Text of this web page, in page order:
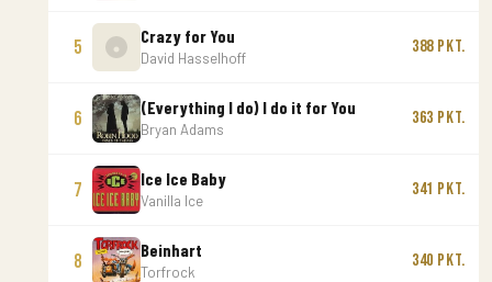
5
Crazy for You
David Hasselhoff
388 Pkt.
6
(Everything I do) I do it for You
Bryan Adams
363 Pkt.
7
Ice Ice Baby
Vanilla Ice
341 Pkt.
8
Beinhart
Torfrock
340 Pkt.